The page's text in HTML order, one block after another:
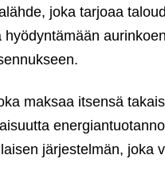
joka tarjoaa
maksaa itsensä
järjestelmän, joka